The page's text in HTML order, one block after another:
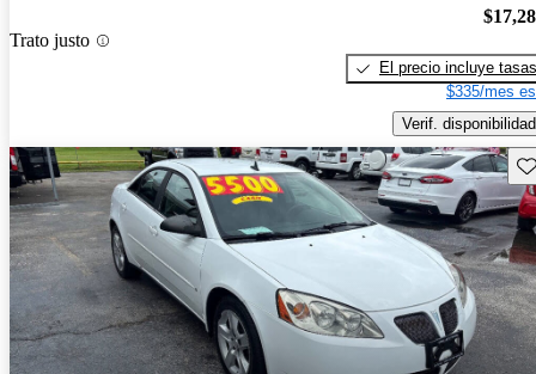
Trato justo
El precio incluye tasas
$335/mes
Verif. disponibilidad